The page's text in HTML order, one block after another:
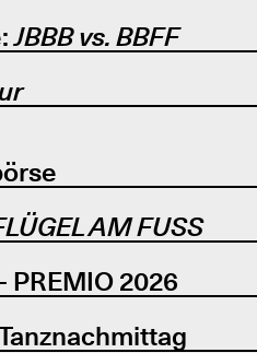
JBBB vs. BBFF
AM FUSS
PREMIO 2026